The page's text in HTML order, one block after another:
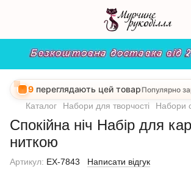
9 переглядають цей товар Популярно
Каталог Набори для творчості Набори
Спокійна ніч Набір для
ниткою
Артикул: EX-7843 Написати відгук